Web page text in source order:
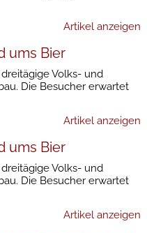
Artikel anzeigen
ums Bier
Volks- und
Die Besucher erwartet
Artikel anzeigen
ums Bier
Volks- und
Die Besucher erwartet
Artikel anzeigen